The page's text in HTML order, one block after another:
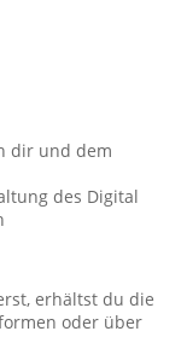
dir und dem
des Digital
erhältst du die
oder über